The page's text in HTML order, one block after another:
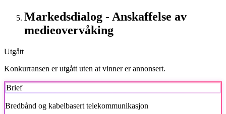
Markedsdialog - Anskaffelse av
medieovervåking
Utgått
Konkurransen er utgått uten at vinner er annonsert.
Brief
Bredbånd og kabelbasert telekommunikasjon